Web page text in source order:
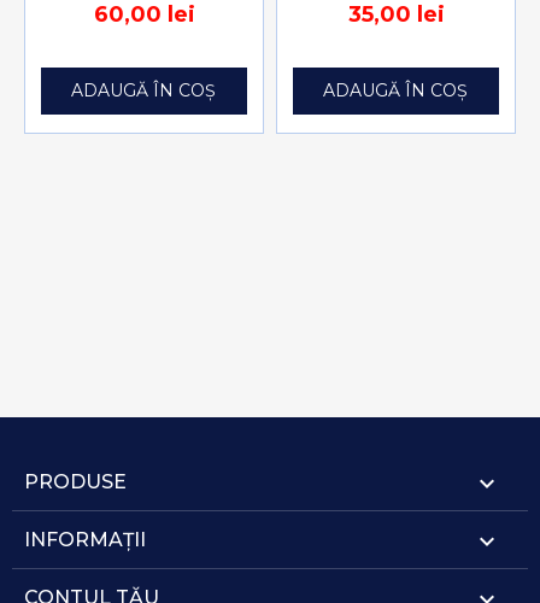
60,00 lei
ADAUGĂ ÎN COȘ
35,00 lei
ADAUGĂ ÎN COȘ
PRODUSE 
INFORMAȚII 
CONTUL TĂU